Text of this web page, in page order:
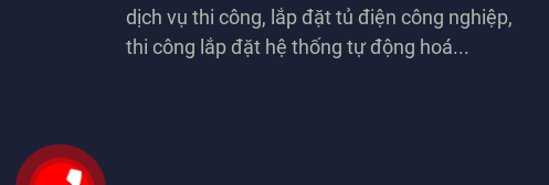
dịch vụ thi công, lắp đặt tủ điện công nghiệp,
thi công lắp đặt hệ thống tự động hoá...